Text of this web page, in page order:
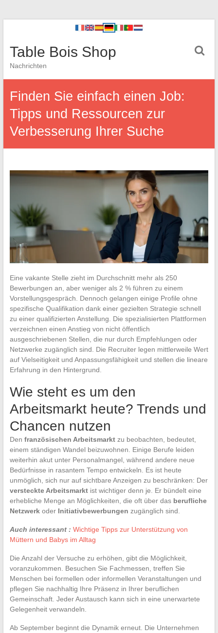
Table Bois Shop
Nachrichten
Finden Sie einfach einen Job:
Tipps und Ressourcen zur
Verbesserung Ihrer Suche
Eine vakante Stelle zieht im Durchschnitt mehr als 250
Bewerbungen an, aber weniger als 2 % führen zu einem
Vorstellungsgespräch. Dennoch gelangen einige Profile ohne
spezifische Qualifikation dank einer gezielten Strategie schnell
zu einer qualifizierten Anstellung. Die spezialisierten Plattformen
verzeichnen einen Anstieg von nicht öffentlich
ausgeschriebenen Stellen, die nur durch Empfehlungen oder
Netzwerke zugänglich sind. Die Recruiter legen mittlerweile Wert
auf Vielseitigkeit und Anpassungsfähigkeit und stellen die lineare
Erfahrung in den Hintergrund.
Wie steht es um den
Arbeitsmarkt heute? Trends und
Chancen nutzen
Den französischen Arbeitsmarktzu beobachten, bedeutet,
einem ständigen Wandel beizuwohnen. Einige Berufe leiden
weiterhin akut unter Personalmangel, während andere neue
Bedürfnisse in rasantem Tempo entwickeln. Es ist heute
unmöglich, sich nur auf sichtbare Anzeigen zu beschränken: Der
versteckte Arbeitsmarktist wichtiger denn je. Er bündelt eine
erhebliche Menge an Möglichkeiten, die oft über das berufliche
Netzwerkoder Initiativbewerbungen zugänglich sind.
Auch interessant : Wichtige Tipps zur Unterstützung von
Müttern und Babys im Alltag
Die Anzahl der Versuche zu erhöhen, gibt die Möglichkeit,
voranzukommen. Besuchen Sie Fachmessen, treffen Sie
Menschen bei formellen oder informellen Veranstaltungen und
pflegen Sie nachhaltig Ihre Präsenz in Ihrer beruflichen
Gemeinschaft. Jeder Austausch kann sich in eine unerwartete
Gelegenheit verwandeln.
Ab September beginnt die Dynamik erneut. Die Unternehmen